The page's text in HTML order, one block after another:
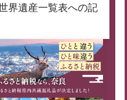
界遺産一覧表への記